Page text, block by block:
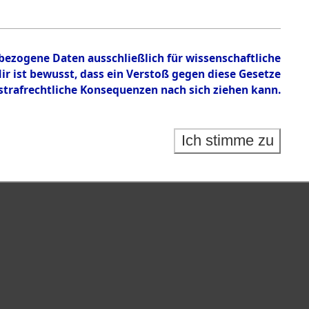
Daten ausschließlich für wissenschaftliche
bewusst, dass ein Verstoß gegen diese Gesetze
Konsequenzen nach sich ziehen kann.
Ich stimme zu